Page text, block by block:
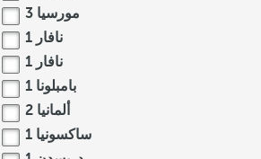
مورسيا 3
نافار 1
نافار 1
بامبلونا 1
ألمانيا 2
ساكسونيا 1